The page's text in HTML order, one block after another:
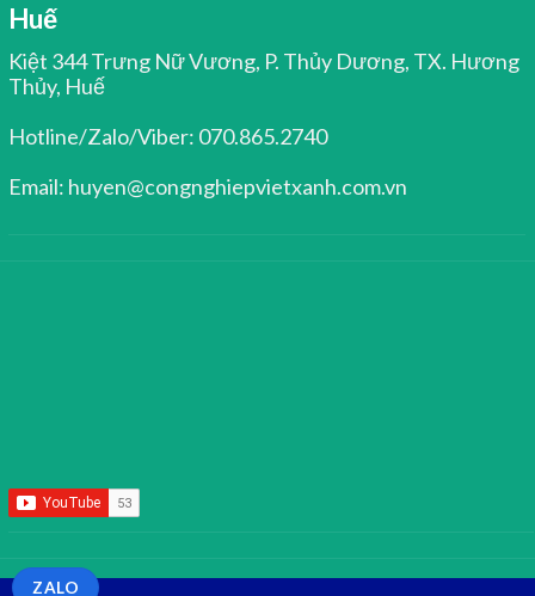
Huế
Kiệt 344 Trưng Nữ Vương, P. Thủy Dương, TX. Hương
Thủy, Huế
Hotline/Zalo/Viber: 070.865.2740
Email: huyen@congnghiepvietxanh.com.vn
ZALO